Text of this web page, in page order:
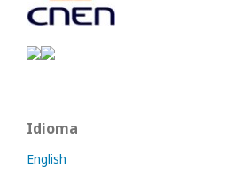
Idioma
English